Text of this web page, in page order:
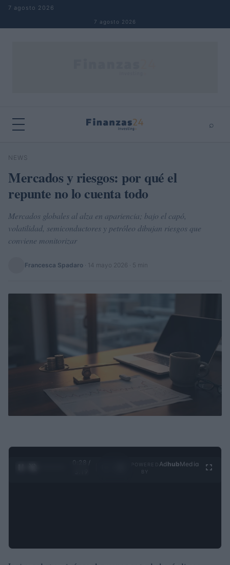
Saltar al contenido
7 agosto 2026
7 agosto 2026
⌕
Buscar
NEWS
Mercados y riesgos: por qué el
repunte no lo cuenta todo
Mercados globales al alza en apariencia; bajo el capó,
volatilidad, semiconductores y petróleo dibujan riesgos que
conviene monitorizar
Francesca Spadaro 14 mayo 2026 · 5 min
0:29 /
Ad hubMedia